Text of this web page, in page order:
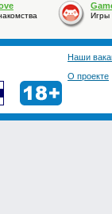
Игры
Наши
О проекте